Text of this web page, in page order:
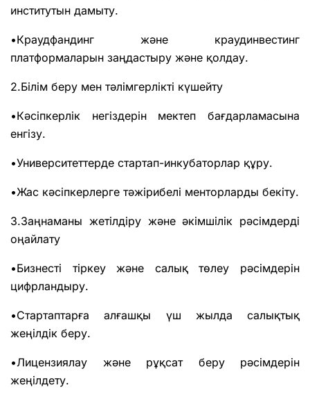
институтын дамыту.
•Краудфандинг және краудинвестинг
платформаларын заңдастыру және қолдау.
2.Білім беру мен тәлімгерлікті күшейту
•Кәсіпкерлік негіздерін мектеп бағдарламасына
енгізу.
•Университеттерде стартап-инкубаторлар құру.
•Жас кәсіпкерлерге тәжірибелі менторларды бекіту.
3.Заңнаманы жетілдіру және әкімшілік рәсімдерді
оңайлату
•Бизнесті тіркеу және салық төлеу рәсімдерін
цифрландыру.
•Стартаптарға алғашқы үш жылда салықтық
жеңілдік беру.
•Лицензиялау және рұқсат беру рәсімдерін
жеңілдету.